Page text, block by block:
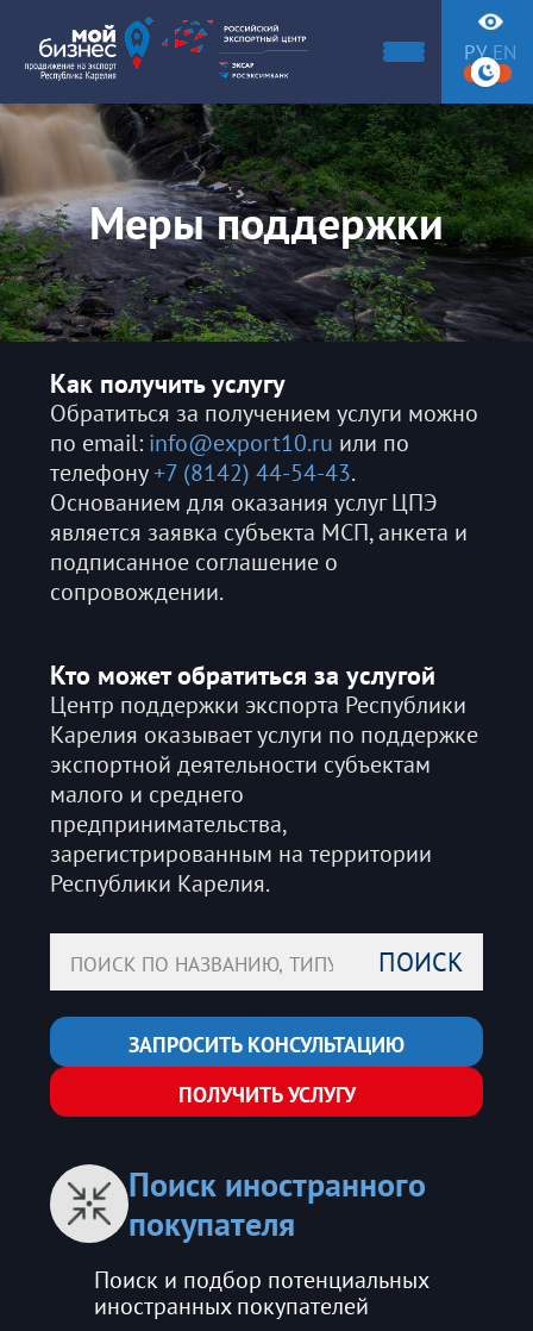
РУ EN
Меры поддержки
Как получить услугу
Обратиться за получением услуги можно
по email: info@export10.ru или по
телефону+7 (8142) 44-54-43.
Основанием для оказания услуг ЦПЭ
является заявка субъекта МСП, анкета и
подписанное соглашение о
сопровождении.
Кто может обратиться за услугой
Центр поддержки экспорта Республики
Карелия оказывает услуги по поддержке
экспортной деятельности субъектам
малого и среднего
предпринимательства,
зарегистрированным на территории
Республики Карелия.
ПОИСК
ЗАПРОСИТЬ КОНСУЛЬТАЦИЮ
ПОЛУЧИТЬ УСЛУГУ
Поиск иностранного
покупателя
Поиск и подбор потенциальных
иностранных покупателей